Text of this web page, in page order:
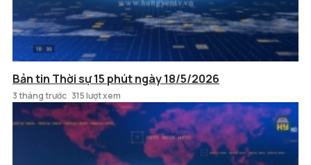
Bản tin Thời sự 15 phút ngày 18/5/2026
3 tháng trước 315 lượt xem